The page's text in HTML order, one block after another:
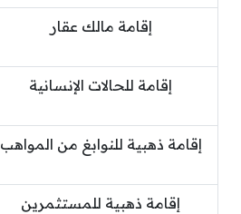
إقامة مالك عقار
إقامة للحالات الإنسانية
إقامة ذهبية للنوابغ من المواهب
إقامة ذهبية للمستثمرين